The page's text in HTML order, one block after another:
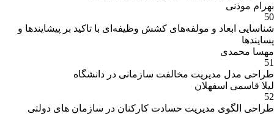
بهرام موذنی
50
شناسایی ابعاد و مولفه‌های کشش وظیفه‌ای با تاکید بر پیشایندها و
پسایندها
مهسا محمدی
51
طراحی مدل مدیریت مخالفت سازمانی در دانشگاه
لیلا قاسمی اسفهلان
52
طراحی الگوی مدیریت حسادت کارکنان در سازمان های دولتی